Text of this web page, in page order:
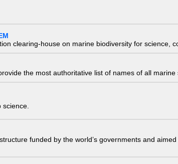
clearing-house on marine biodiversity for science,
the most authoritative list of names of all marine
science.
funded by the world’s governments and